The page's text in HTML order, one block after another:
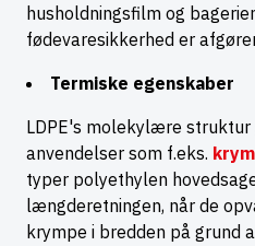
husholdningsfilm og
fødevaresikkerhed er
Termiske egenskaber
LDPE's molekylære
anvendelser som f.eks.
typer polyethylen
længderetningen, når de
krympe i bredden på grund